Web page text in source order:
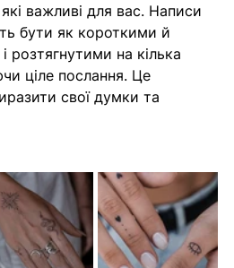
важливі для вас. Написи
бути як короткими й
розтягнутими на кілька
ціле послання. Це
свої думки та